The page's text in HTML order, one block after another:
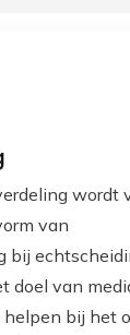
wordt
van
bij
doel van
bij het